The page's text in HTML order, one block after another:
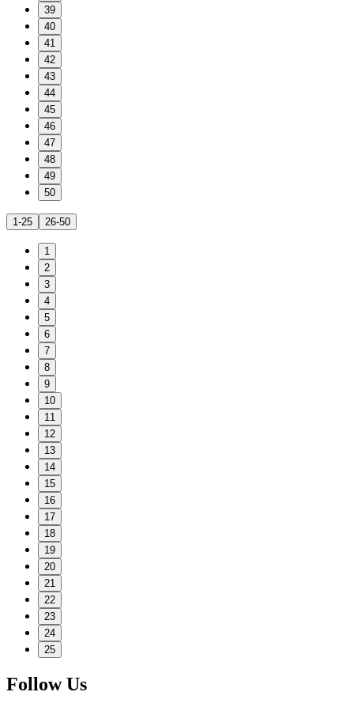
39
40
41
42
43
44
45
46
47
48
49
50
1-25 26-50
1
2
3
4
5
6
7
8
9
10
11
12
13
14
15
16
17
18
19
20
21
22
23
24
25
Follow Us